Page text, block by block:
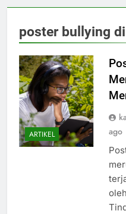
poster bullying
ARTIKEL
ago